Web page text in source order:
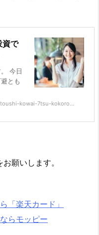
資で
今日
とも
kowai-7tsu-kokoro...
願いします。
「楽天カード」
らモッピー